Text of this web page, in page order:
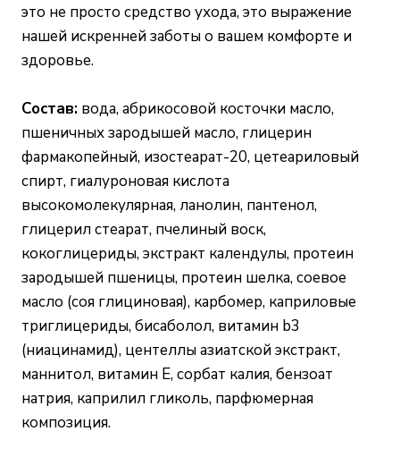
это не просто средство ухода, это выражение
нашей искренней заботы о вашем комфорте и
здоровье.
Состав: вода, абрикосовой косточки масло,
пшеничных зародышей масло, глицерин
фармакопейный, изостеарат-20, цетеариловый
спирт, гиалуроновая кислота
высокомолекулярная, ланолин, пантенол,
глицерил стеарат, пчелиный воск,
кокоглицериды, экстракт календулы, протеин
зародышей пшеницы, протеин шелка, соевое
масло (соя глициновая), карбомер, каприловые
триглицериды, бисаболол, витамин b3
(ниацинамид), центеллы азиатской экстракт,
маннитол, витамин Е, сорбат калия, бензоат
натрия, каприлил гликоль, парфюмерная
композиция.